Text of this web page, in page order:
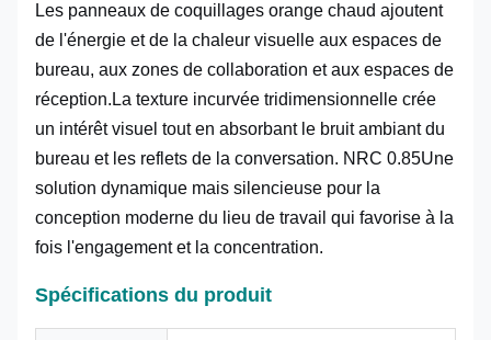
Les panneaux de coquillages orange chaud ajoutent
de l'énergie et de la chaleur visuelle aux espaces de
bureau, aux zones de collaboration et aux espaces de
réception.La texture incurvée tridimensionnelle crée
un intérêt visuel tout en absorbant le bruit ambiant du
bureau et les reflets de la conversation. NRC 0.85Une
solution dynamique mais silencieuse pour la
conception moderne du lieu de travail qui favorise à la
fois l'engagement et la concentration.
Spécifications du produit